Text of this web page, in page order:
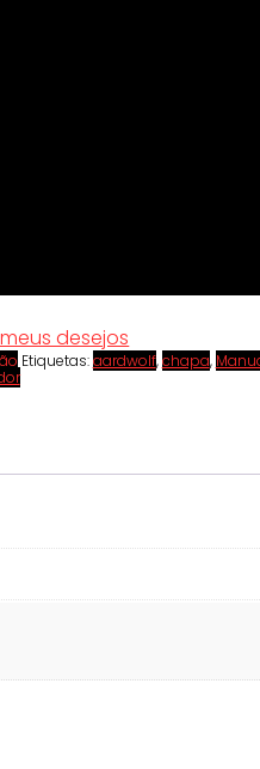
desejos
Etiquetas:aardwolf,chapa,